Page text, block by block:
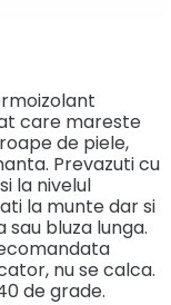
care mareste
de piele,
Prevazuti cu
la nivelul
la munte dar si
bluza lunga.
nu se calca.
de grade.